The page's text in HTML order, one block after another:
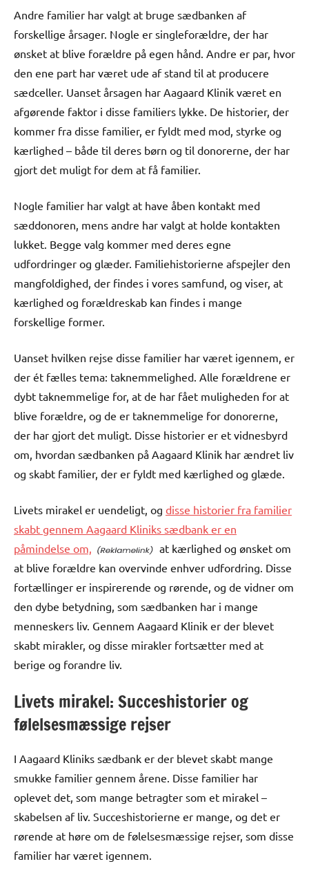
Andre familier har valgt at bruge sædbanken af
forskellige årsager. Nogle er singleforældre, der har
ønsket at blive forældre på egen hånd. Andre er par, hvor
den ene part har været ude af stand til at producere
sædceller. Uanset årsagen har Aagaard Klinik været en
afgørende faktor i disse familiers lykke. De historier, der
kommer fra disse familier, er fyldt med mod, styrke og
kærlighed – både til deres børn og til donorerne, der har
gjort det muligt for dem at få familier.
Nogle familier har valgt at have åben kontakt med
sæddonoren, mens andre har valgt at holde kontakten
lukket. Begge valg kommer med deres egne
udfordringer og glæder. Familiehistorierne afspejler den
mangfoldighed, der findes i vores samfund, og viser, at
kærlighed og forældreskab kan findes i mange
forskellige former.
Uanset hvilken rejse disse familier har været igennem, er
der ét fælles tema: taknemmelighed. Alle forældrene er
dybt taknemmelige for, at de har fået muligheden for at
blive forældre, og de er taknemmelige for donorerne,
der har gjort det muligt. Disse historier er et vidnesbyrd
om, hvordan sædbanken på Aagaard Klinik har ændret liv
og skabt familier, der er fyldt med kærlighed og glæde.
Livets mirakel er uendeligt, og disse historier fra familier
skabt gennem Aagaard Kliniks sædbank er en
påmindelse om,
at kærlighed og ønsket om
at blive forældre kan overvinde enhver udfordring. Disse
fortællinger er inspirerende og rørende, og de vidner om
den dybe betydning, som sædbanken har i mange
menneskers liv. Gennem Aagaard Klinik er der blevet
skabt mirakler, og disse mirakler fortsætter med at
berige og forandre liv.
Livets mirakel: Succeshistorier og
følelsesmæssige rejser
I Aagaard Kliniks sædbank er der blevet skabt mange
smukke familier gennem årene. Disse familier har
oplevet det, som mange betragter som et mirakel –
skabelsen af liv. Succeshistorierne er mange, og det er
rørende at høre om de følelsesmæssige rejser, som disse
familier har været igennem.